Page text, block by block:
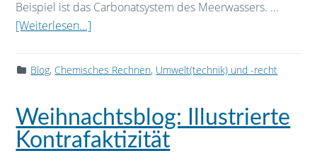
Beispiel ist das Carbonatsystem des Meerwassers. …
[Weiterlesen...]
Blog, Chemisches Rechnen, Umwelt(technik) und -recht
Weihnachtsblog: Illustrierte
Kontrafaktizität